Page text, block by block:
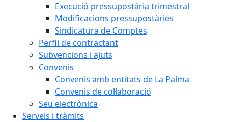
Execució pressupostària trimestral
Modificacions pressupostàries
Sindicatura de Comptes
Perfil de contractant
Subvencions i ajuts
Convenis
Convenis amb entitats de La Palma
Convenis de col·laboració
Seu electrònica
Serveis i tràmits